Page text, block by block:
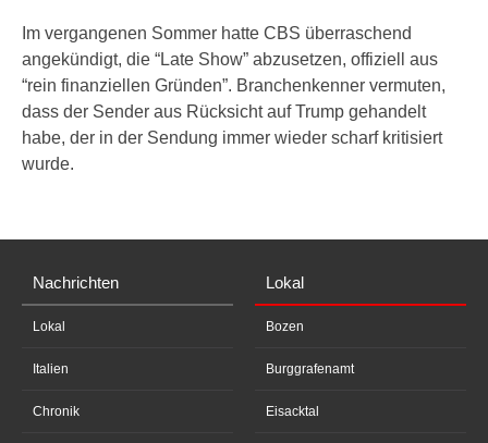
Im vergangenen Sommer hatte CBS überraschend
angekündigt, die “Late Show” abzusetzen, offiziell aus
“rein finanziellen Gründen”. Branchenkenner vermuten,
dass der Sender aus Rücksicht auf Trump gehandelt
habe, der in der Sendung immer wieder scharf kritisiert
wurde.
Nachrichten
Lokal
Italien
Chronik
Lokal
Bozen
Burggrafenamt
Eisacktal